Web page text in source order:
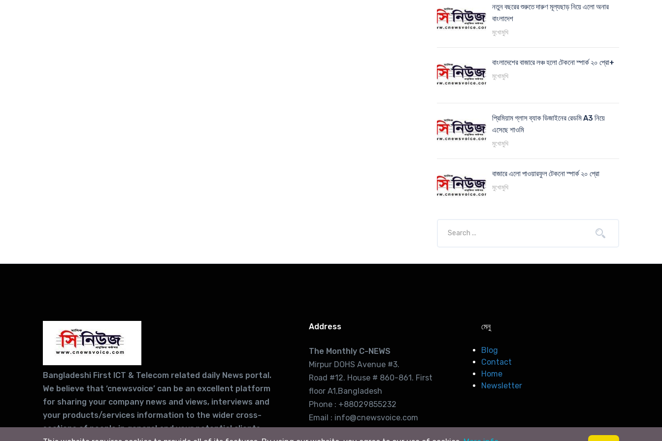
নতুন বছরের শুরুতে দারুণ মূল্যছাড় নিয়ে এলো অনার
বাংলাদেশ
মুখোমুখি
বাংলাদেশের বাজারে লঞ্চ হলো টেকনো স্পার্ক ২০ প্রো+
মুখোমুখি
প্রিমিয়াম গ্লাস ব্যাক ডিজাইনের রেডমি A3 নিয়ে
এসেছে শাওমি
মুখোমুখি
বাজারে এলো পাওয়ারফুল টেকনো স্পার্ক ২০ প্রো
মুখোমুখি
Bangladeshi First ICT & Telecom related daily News portal.
We believe that ‘cnewsvoice’ can be an excellent platform
for sharing your company news and views, interviews and
your products/services information to the wider cross-
sections of people in general and your potential clients
Address
The Monthly C-NEWS
Mirpur DOHS Avenue #3.
Road #12. House # 860-861. First
floor A1,Bangladesh
Phone : +88029855232
Email : info@cnewsvoice.com
মেনু
Blog
Contact
Home
Newsletter